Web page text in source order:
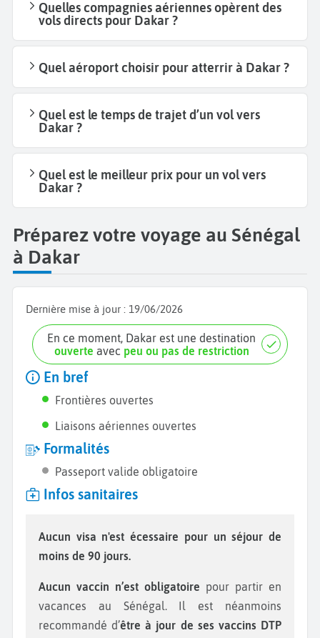
Quelles compagnies aériennes opèrent des
vols directs pour Dakar ?
Quel aéroport choisir pour atterrir à Dakar ?
Quel est le temps de trajet d’un vol vers
Dakar ?
Quel est le meilleur prix pour un vol vers
Dakar ?
Préparez votre voyage au Sénégal
à Dakar
Dernière mise à jour : 19/06/2026
En ce moment, Dakar est une destination
ouverte avec peu ou pas de restriction
En bref
Frontières ouvertes
Liaisons aériennes ouvertes
Formalités
Passeport valide obligatoire
Infos sanitaires
Aucun visa n'est écessaire pour un séjour de
moins de 90 jours.
Aucun vaccin n’est obligatoire pour partir en
vacances au Sénégal. Il est néanmoins
recommandé d’être à jour de ses vaccins DTP